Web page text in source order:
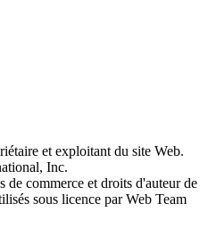
et exploitant du site Web.
Inc.
de commerce et droits d'auteur de
sous licence par Web Team